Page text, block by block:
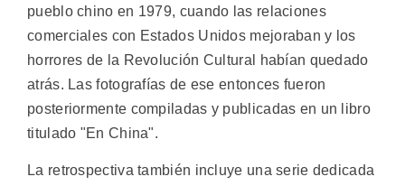
pueblo chino en 1979, cuando las relaciones
comerciales con Estados Unidos mejoraban y los
horrores de la Revolución Cultural habían quedado
atrás. Las fotografías de ese entonces fueron
posteriormente compiladas y publicadas en un libro
titulado "En China".
La retrospectiva también incluye una serie dedicada